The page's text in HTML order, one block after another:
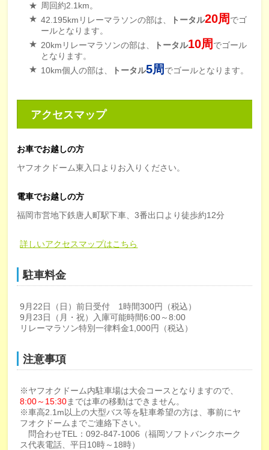
周回約2.1km。
42.195kmリレーマラソンの部は、
トータル20周 でゴ
ールとなります。
20kmリレーマラソンの部は、
トータル10周 でゴール
となります。
10km個人の部は、
トータル5周 でゴールとなります。
アクセスマップ
お車でお越しの方
ヤフオクドーム東入口よりお入りください。
電車でお越しの方
福岡市営地下鉄唐人町駅下車、3番出口より徒歩約12分
詳しいアクセスマップはこちら
駐車料金
9月22日（日）前日受付 1時間300円（税込）
9月23日（月・祝）入庫可能時間6:00～8:00
リレーマラソン特別一律料金1,000円（税込）
注意事項
※ヤフオクドーム内駐車場は大会コースとなりますので、
8:00～15:30までは車の移動はできません。
※車高2.1m以上の大型バス等を駐車希望の方は、事前にヤ
フオクドームまでご連絡下さい。
問合わせTEL：092-847-1006（福岡ソフトバンクホーク
ス代表電話、平日10時～18時）